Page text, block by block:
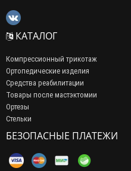
КАТАЛОГ
Компрессионный трикотаж
Ортопедические изделия
Средства реабилитации
Товары после мастэктомии
Ортезы
Стельки
БЕЗОПАСНЫЕ ПЛАТЕЖИ